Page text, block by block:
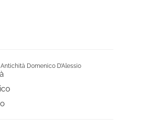
Antichità Domenico D’Alessio